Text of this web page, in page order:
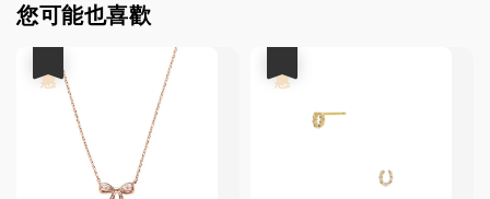
您可能也喜歡